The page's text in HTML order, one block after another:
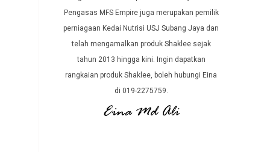
Pengasas MFS Empire juga merupakan pemilik
perniagaan Kedai Nutrisi USJ Subang Jaya dan
telah mengamalkan produk Shaklee sejak
tahun 2013 hingga kini. Ingin dapatkan
rangkaian produk Shaklee, boleh hubungi Eina
di 019-2275759.